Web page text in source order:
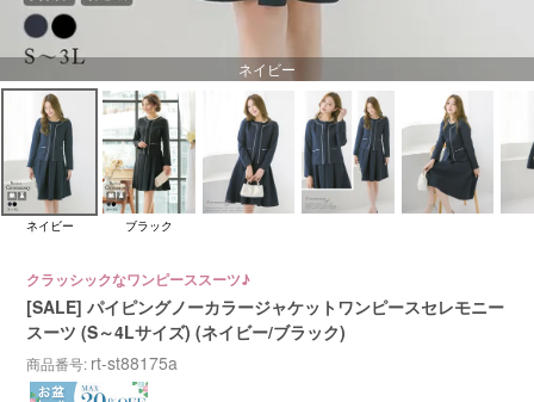
ネイビー
ネイビー ブラック
クラッシックなワンピーススーツ♪
[SALE] パイピングノーカラージャケットワンピースセレモニー
スーツ (S～4Lサイズ) (ネイビー/ブラック)
商品番号 rt-st88175a